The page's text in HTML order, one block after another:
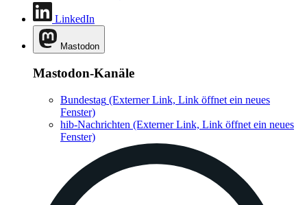
LinkedIn
Mastodon
Mastodon-Kanäle
Bundestag (Externer Link, Link öffnet ein neues
Fenster)
hib-Nachrichten (Externer Link, Link öffnet ein neues
Fenster)